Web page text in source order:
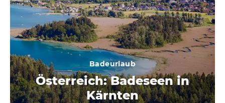
Badeurlaub
Österreich: Badeseen in
Kärnten